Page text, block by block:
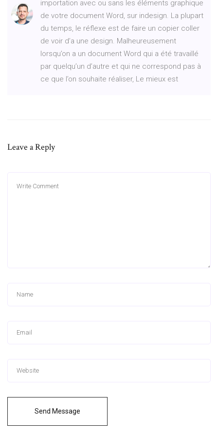
importation avec ou sans les éléments graphique
de votre document Word, sur indesign. La plupart
du temps, le réflexe est de faire un copier coller
de voir d’a une design. Malheureusement
lorsqu’on a un document Word qui a été travaillé
par quelqu’un d’autre et qui ne correspond pas à
ce que l’on souhaite réaliser, Le mieux est
Leave a Reply
Send Message